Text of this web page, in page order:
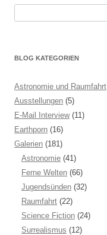
BLOG KATEGORIEN
Astronomie und Raumfahrt
Ausstellungen (5)
E-Mail Interview(11)
Earthporn (16)
Galerien (181)
Astronomie (41)
Ferne Welten (66)
Jugendsünden (32)
Raumfahrt (22)
Science Fiction (24)
Surrealismus (12)